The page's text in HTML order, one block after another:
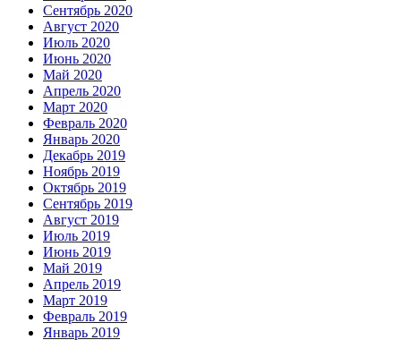
Сентябрь 2020
Август 2020
Июль 2020
Июнь 2020
Май 2020
Апрель 2020
Март 2020
Февраль 2020
Январь 2020
Декабрь 2019
Ноябрь 2019
Октябрь 2019
Сентябрь 2019
Август 2019
Июль 2019
Июнь 2019
Май 2019
Апрель 2019
Март 2019
Февраль 2019
Январь 2019